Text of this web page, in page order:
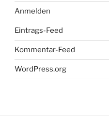
Anmelden
Eintrags-Feed
Kommentar-Feed
WordPress.org